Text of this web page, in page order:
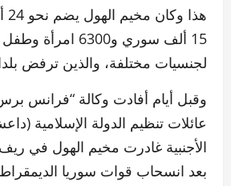
15 ألف سوري و6300
لجنسيات مختلفة، والذين ترفض
وقبل أيام أفادت وكالة “فرانس
عائلات تنظيم الدولة الإسلامية
الأجنبية غادرت مخيم الهول في
بعد انسحاب قوات سوريا